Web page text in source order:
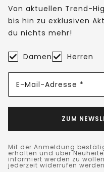
Von aktuellen Trend-
bis hin zu exklusiven
du nichts mehr!
Damen Herren
E-Mail-Adresse *
ZUM
Mit der Anmeldung
erhalten und über
informiert werden zu
jederzeit widerrufen